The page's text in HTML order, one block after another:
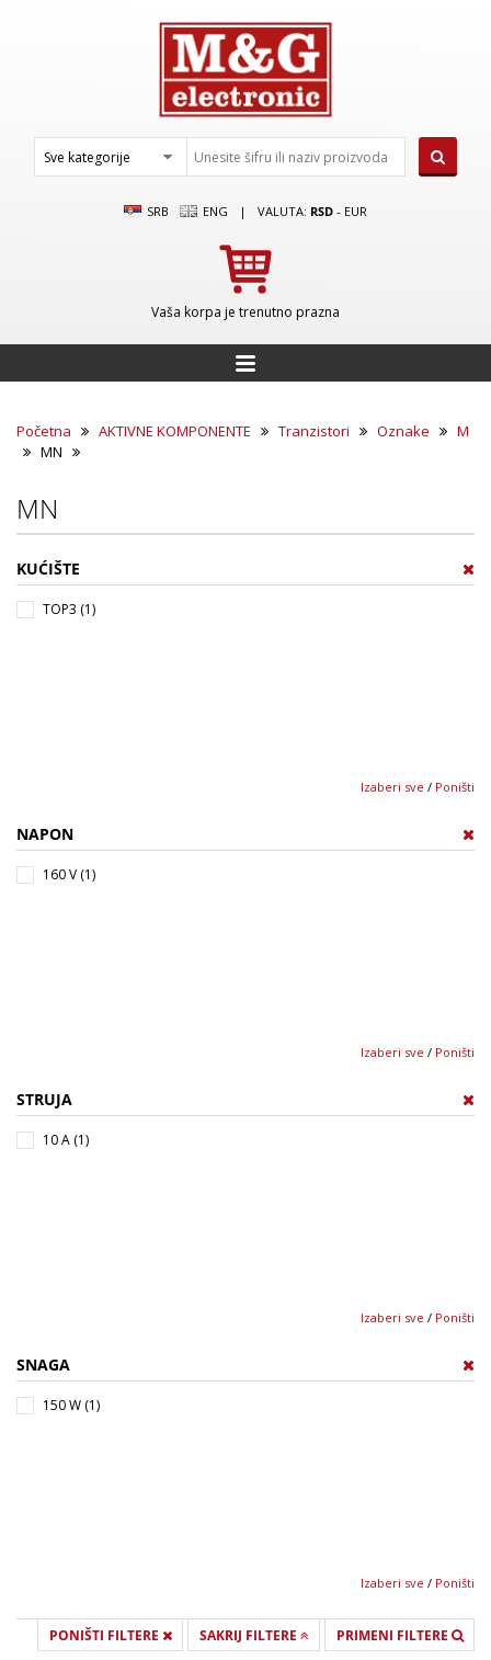
SRB ENG | VALUTA: RSD - EUR
Vaša korpa je trenutno prazna
Početna AKTIVNE KOMPONENTE Tranzistori Oznake
M
MN
MN
KUĆIŠTE
TOP3 (1)
Izaberi sve / Poništi
NAPON
160 V (1)
Izaberi sve / Poništi
STRUJA
10 A (1)
Izaberi sve / Poništi
SNAGA
150 W (1)
Izaberi sve / Poništi
PONIŠTI FILTERE SAKRIJ FILTERE PRIMENI FILTERE